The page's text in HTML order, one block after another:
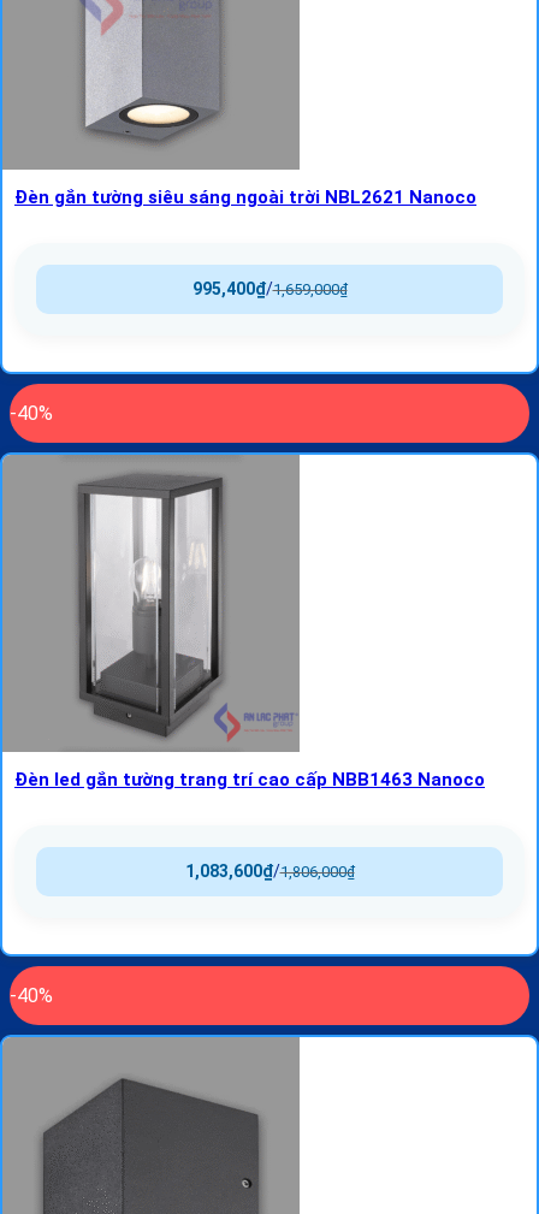
Đèn gắn tường siêu sáng ngoài trời NBL2621 Nanoco
1,659,000₫
/
995,400₫
-40%
Đèn led gắn tường trang trí cao cấp NBB1463 Nanoco
1,806,000₫
/
1,083,600₫
-40%